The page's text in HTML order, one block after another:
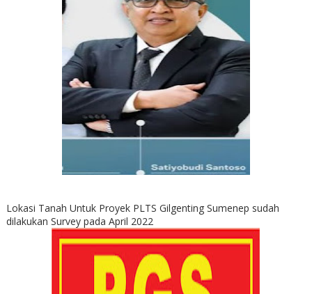
Lokasi Tanah Untuk Proyek PLTS Gilgenting Sumenep sudah
dilakukan Survey pada April 2022